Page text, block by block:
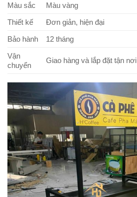
Màu sắc
Màu vàng
Thiết kế
Đơn giản, hiện đại
Bảo hành
12 tháng
Vận
chuyển
Giao hàng và lắp đặt tận nơi